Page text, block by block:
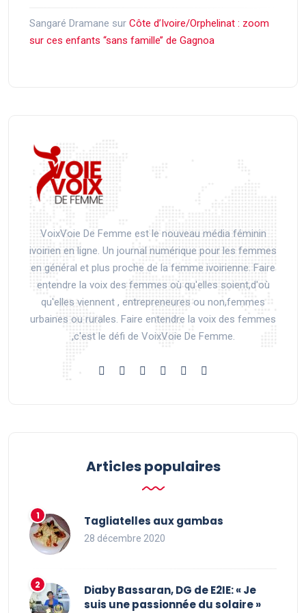
Sangaré Dramane sur Côte d’Ivoire/Orphelinat : zoom
sur ces enfants ‘‘sans famille’’ de Gagnoa
VoixVoie De Femme est le nouveau média féminin
ivoirien en ligne. Un journal numérique pour les femmes
en général et plus proche de la femme ivoirienne. Faire
entendre la voix des femmes où qu'elles soient,d'où
qu'elles viennent , entrepreneures ou non,femmes
urbaines ou rurales. Faire entendre la voix des femmes
,c'est le défi de VoixVoie De Femme.
Articles populaires
Tagliatelles aux gambas
28 décembre 2020
Diaby Bassaran, DG de E2IE: « Je
suis une passionnée du solaire »